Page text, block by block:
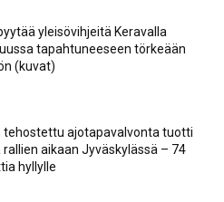
yleisövihjeitä Keravalla
tapahtuneeseen törkeään
(kuvat)
tehostettu ajotapavalvonta tuotti
aikaan Jyväskylässä – 74
hyllylle